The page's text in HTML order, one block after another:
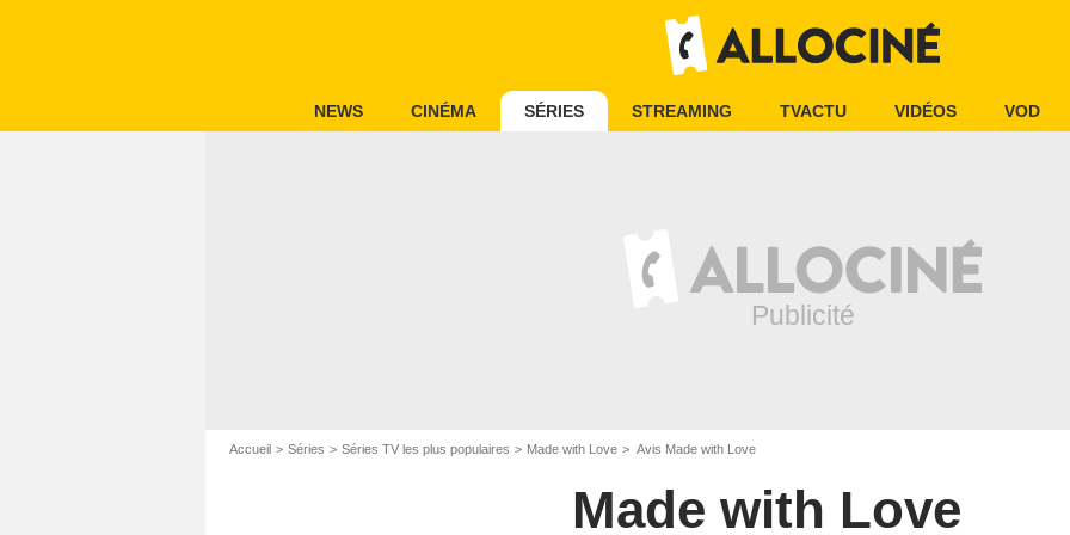
NEWS CINÉMA SÉRIES STREAMING TVACTU VIDÉOS VOD
Accueil Séries Séries TV les plus populaires Made with Love Avis Made with Love
Made with Love